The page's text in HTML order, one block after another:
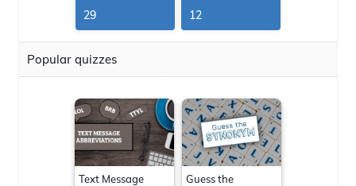
29 12
Popular quizzes
Text Message
Guess the